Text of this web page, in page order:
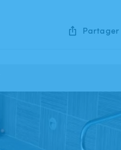
Partager